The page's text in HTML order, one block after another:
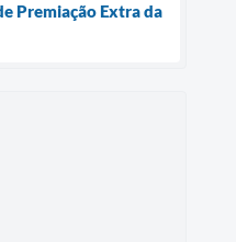
Premiação Extra da